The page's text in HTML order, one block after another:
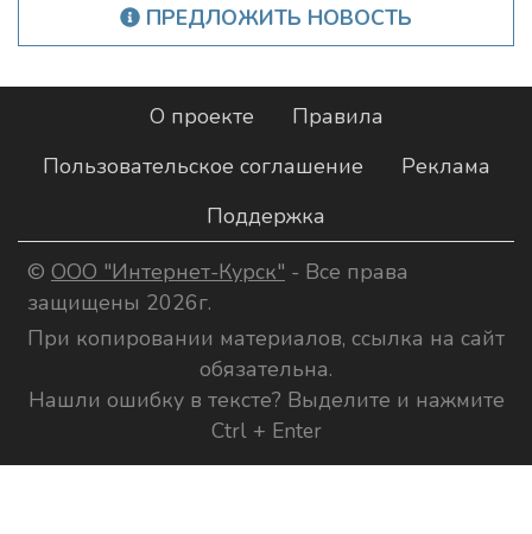
ПРЕДЛОЖИТЬ НОВОСТЬ
О проекте
Правила
Пользовательское соглашение
Реклама
Поддержка
© ООО "Интернет-Курск" - Все права
защищены 2026г.
При копировании материалов, ссылка на сайт
обязательна.
Нашли ошибку в тексте? Выделите и нажмите
Ctrl + Enter